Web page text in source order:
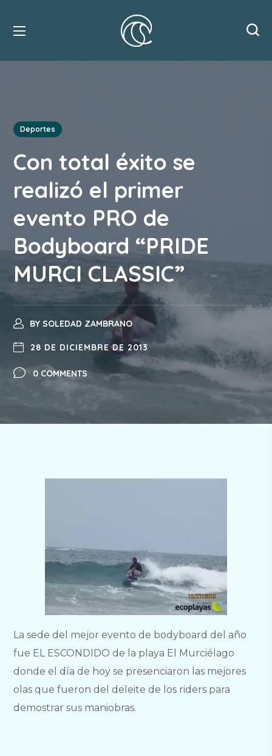
Deportes
Con total éxito se
realizó el primer
evento PRO de
Bodyboard “PRIDE
MURCI CLASSIC”
BY SOLEDAD ZAMBRANO
28 DE DICIEMBRE DE 2013
0 COMMENTS
La sede del mejor evento de bodyboard del año
fue EL ESCONDIDO de la playa El Murciélago
donde el día de hoy se presenciaron las mejores
olas que fueron del deleite de los riders para
demostrar sus maniobras.